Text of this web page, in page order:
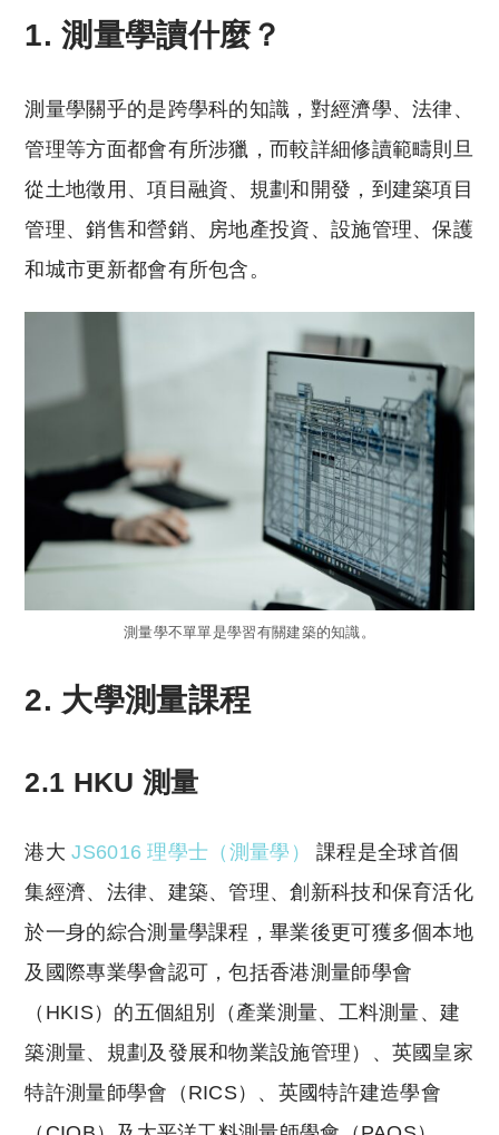
1. 測量學讀什麼？
測量學關乎的是跨學科的知識，對經濟學、法律、
管理等方面都會有所涉獵，而較詳細修讀範疇則旦
從土地徵用、項目融資、規劃和開發，到建築項目
管理、銷售和營銷、房地產投資、設施管理、保護
和城市更新都會有所包含。
測量學不單單是學習有關建築的知識。
2. 大學測量課程
2.1 HKU 測量
港大JS6016 理學士（測量學）
課程是全球首個
集經濟、法律、建築、管理、創新科技和保育活化
於一身的綜合測量學課程，畢業後更可獲多個本地
及國際專業學會認可，包括香港測量師學會
（HKIS）的五個組別（產業測量、工料測量、建
築測量、規劃及發展和物業設施管理）、英國皇家
特許測量師學會（RICS）、英國特許建造學會